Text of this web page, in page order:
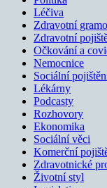
Léčiva
Zdravotní
Zdravotní
Očkování a
Nemocnice
Sociální
Lékárny
Podcasty
Rozhovory
Ekonomika
Sociální věci
Komerční
Zdravotnické
Životní styl